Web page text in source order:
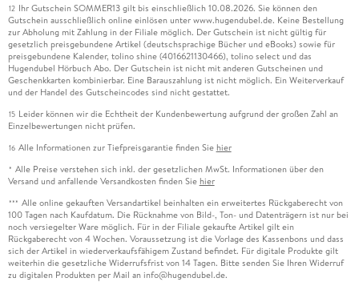
12 Ihr Gutschein SOMMER13 gilt bis einschließlich 10.08.2026. Sie können den
Gutschein ausschließlich online einlösen unter www.hugendubel.de. Keine Bestellung
zur Abholung mit Zahlung in der Filiale möglich. Der Gutschein ist nicht gültig für
gesetzlich preisgebundene Artikel (deutschsprachige Bücher und eBooks) sowie für
preisgebundene Kalender, tolino shine (4016621130466), tolino select und das
Hugendubel Hörbuch Abo. Der Gutschein ist nicht mit anderen Gutscheinen und
Geschenkkarten kombinierbar. Eine Barauszahlung ist nicht möglich. Ein Weiterverkauf
und der Handel des Gutscheincodes sind nicht gestattet.
15 Leider können wir die Echtheit der Kundenbewertung aufgrund der großen Zahl an
Einzelbewertungen nicht prüfen.
16 Alle Informationen zur Tiefpreisgarantie finden Sie hier
* Alle Preise verstehen sich inkl. der gesetzlichen MwSt. Informationen über den
Versand und anfallende Versandkosten finden Sie hier
*** Alle online gekauften Versandartikel beinhalten ein erweitertes Rückgaberecht von
100 Tagen nach Kaufdatum. Die Rücknahme von Bild-, Ton- und Datenträgern ist nur bei
noch versiegelter Ware möglich. Für in der Filiale gekaufte Artikel gilt ein
Rückgaberecht von 4 Wochen. Voraussetzung ist die Vorlage des Kassenbons und dass
sich der Artikel in wiederverkaufsfähigem Zustand befindet. Für digitale Produkte gilt
weiterhin die gesetzliche Widerrufsfrist von 14 Tagen. Bitte senden Sie Ihren Widerruf
zu digitalen Produkten per Mail an info@hugendubel.de.